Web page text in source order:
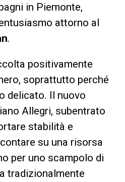
in Piemonte,
attorno al
.
positivamente
soprattutto perché
delicato. Il nuovo
Allegri, subentrato
stabilità e
su una risorsa
per uno scampolo di
tradizionalmente